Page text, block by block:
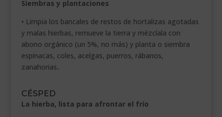
Siembras y plantaciones
• Limpia los bancales de restos de hortalizas agotadas
y malas hierbas, remueve la tierra y mézclala con
abono orgánico (un 5%, no más) y planta o siembra
espinacas, coles, acelgas, puerros, rábanos,
zanahorias..
CÉSPED
La hierba, lista para afrontar el frío